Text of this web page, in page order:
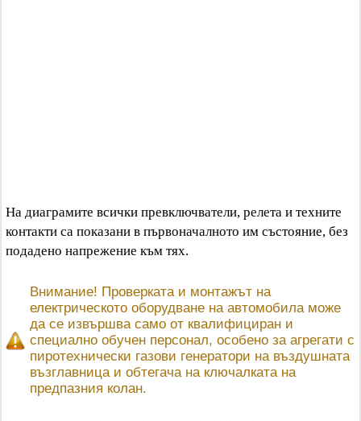
На диаграмите всички превключватели, релета и техните
контакти са показани в първоначалното им състояние, без
подадено напрежение към тях.
Внимание! Проверката и монтажът на
електрическото оборудване на автомобила може
да се извършва само от квалифициран и
специално обучен персонал, особено за агрегати с
пиротехнически газови генератори на въздушната
възглавница и обтегача на ключалката на
предпазния колан.